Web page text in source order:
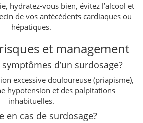
hydratez-vous bien, évitez l’alcool et
de vos antécédents cardiaques ou
hépatiques.
et management
d’un surdosage?
excessive douloureuse (priapisme),
hypotension et des palpitations
inhabituelles.
en cas de surdosage?